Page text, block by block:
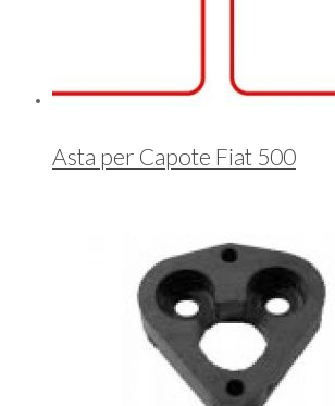
Asta per Capote Fiat 500